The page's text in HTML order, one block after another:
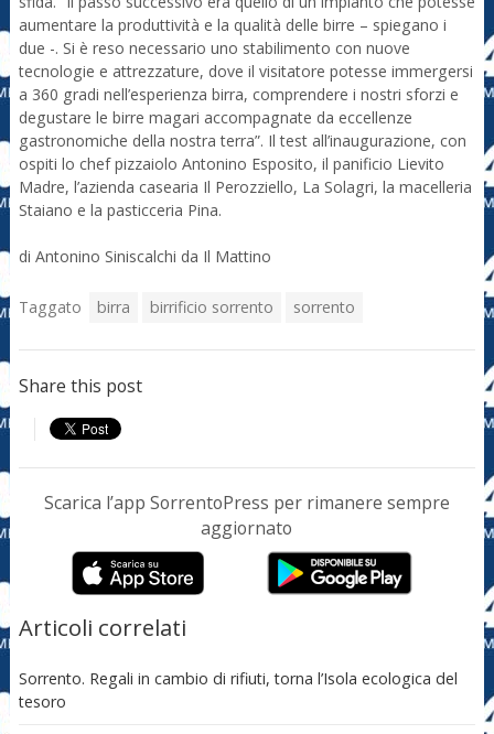
aumentare la produttività e la qualità delle birre – spiegano i
due -. Si è reso necessario uno stabilimento con nuove
tecnologie e attrezzature, dove il visitatore potesse immergersi
a 360 gradi nell’esperienza birra, comprendere i nostri sforzi e
degustare le birre magari accompagnate da eccellenze
gastronomiche della nostra terra”. Il test all’inaugurazione, con
ospiti lo chef pizzaiolo Antonino Esposito, il panificio Lievito
Madre, l’azienda casearia Il Perozziello, La Solagri, la macelleria
Staiano e la pasticceria Pina.
di Antonino Siniscalchi da Il Mattino
Taggato birra birrificio sorrento sorrento
Share this post
Scarica l’app SorrentoPress per rimanere sempre
aggiornato
Articoli correlati
Sorrento. Regali in cambio di rifiuti, torna l’Isola ecologica del
tesoro